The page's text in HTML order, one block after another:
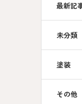
最新記
未分類
塗装
その他